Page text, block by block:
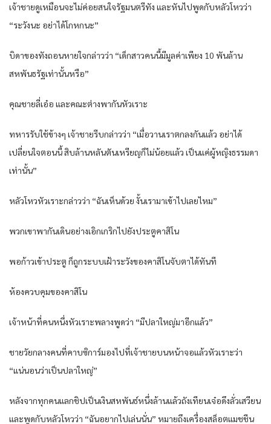
เจ้าชายดูเหมือนจะไม่ค่อยสนใจรัฐมนตรีทัง และหันไปพูดกับหลัวโหวว่า
“ระวังนะ อย่าได้โกหกนะ”
บิดาของทังถอนหายใจกล่าวว่า “เด็กสาวคนนี้มีมูลค่าเพียง 10 พันล้าน
สหพันธรัฐเท่านั้นหรือ”
คุณชายลี่เอ๋อ และคณะต่างพากันหัวเราะ
ทหารรับใช้ข้างๆ เจ้าชายรีบกล่าวว่า “เมื่อวานเราตกลงกันแล้ว อย่าได้
เปลี่ยนใจตอนนี้ สิบล้านหลันตันเหรียญก็ไม่น้อยแล้ว เป็นแค่ผู้หญิงธรรมดา
เท่านั้น”
หลัวโหวหัวเราะกล่าวว่า “ฉันเห็นด้วย งั้นเรามาเข้าไปเลยไหม”
พวกเขาพากันเดินอย่างเอิกเกริกไปยังประตูคาสิโน
พอก้าวเข้าประตู ก็ถูกระบบเฝ้าระวังของคาสิโนจับตาได้ทันที
ห้องควบคุมของคาสิโน
เจ้าหน้าที่คนหนึ่งหัวเราะพลางพูดว่า “มีปลาใหญ่มาอีกแล้ว”
ชายวัยกลางคนที่คาบซิการ์มองไปที่เจ้าชายบนหน้าจอแล้วหัวเราะว่า
“แน่นอนว่าเป็นปลาใหญ่”
หลังจากทุกคนแลกชิปเป็นเงินสหพันธ์หนึ่งล้านแล้วถังเทียนเจ๋อดึงลั่วเสวียน
และพูดกับหลัวโหวว่า “ฉันอยากไปเล่นนั่น” หมายถึงเครื่องสล็อตแมชชีน